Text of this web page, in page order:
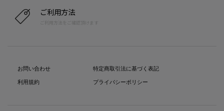
ご利用方法
ご利用方法をご確認頂けます
お問い合わせ
利用規約
特定商取引法に基づく表記
プライバシーポリシー